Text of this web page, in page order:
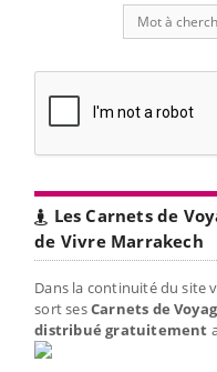
Les Carnets de
de Vivre Marrakech
Dans la continuité du site
sort sesCarnets de
distribué gratuitement